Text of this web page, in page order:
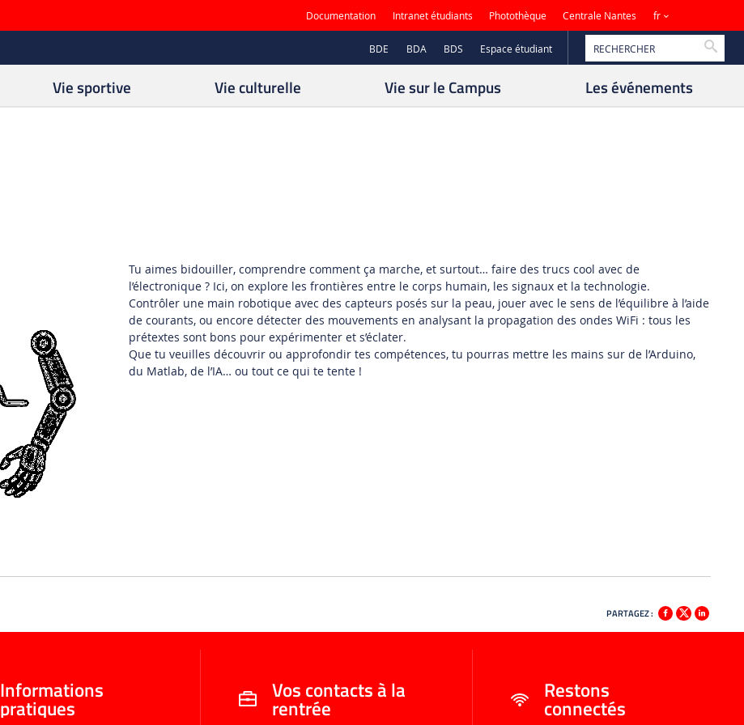
Documentation Intranet étudiants Photothèque Centrale Nantes fr
BDE BDA BDS Espace étudiant
Vie sportive Vie culturelle Vie sur le Campus Les événements
Tu aimes bidouiller, comprendre comment ça marche, et surtout… faire des trucs cool avec de
l’électronique ? Ici, on explore les frontières entre le corps humain, les signaux et la technologie.
Contrôler une main robotique avec des capteurs posés sur la peau, jouer avec le sens de l’équilibre à l’aide
de courants, ou encore détecter des mouvements en analysant la propagation des ondes WiFi : tous les
prétextes sont bons pour expérimenter et s’éclater.
Que tu veuilles découvrir ou approfondir tes compétences, tu pourras mettre les mains sur de l’Arduino,
du Matlab, de l’IA… ou tout ce qui te tente !
PARTAGEZ :
Informations
pratiques
Vos contacts à la
rentrée
Restons
connectés